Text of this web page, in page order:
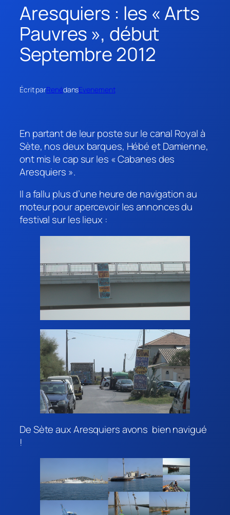
Aresquiers : les « Arts
Pauvres », début
Septembre 2012
Écrit parRenédansEvenement
En partant de leur poste sur le canal Royal à
Sète, nos deux barques, Hébé et Damienne,
ont mis le cap sur les « Cabanes des
Aresquiers ».
Il a fallu plus d’une heure de navigation au
moteur pour apercevoir les annonces du
festival sur les lieux :
De Sète aux Aresquiers avons bien navigué
!